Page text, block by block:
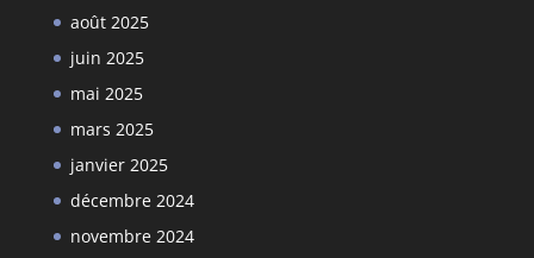
août 2025
juin 2025
mai 2025
mars 2025
janvier 2025
décembre 2024
novembre 2024